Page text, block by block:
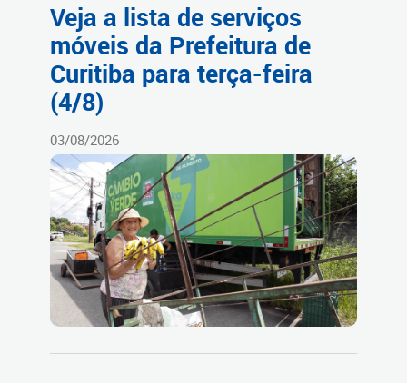
Veja a lista de serviços
móveis da Prefeitura de
Curitiba para terça-feira
(4/8)
03/08/2026